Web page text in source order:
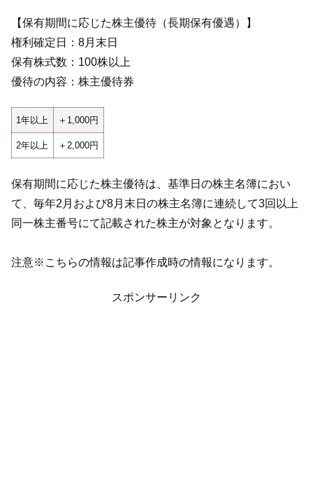
【保有期間に応じた株主優待（長期保有優遇）】
権利確定日：8月末日
保有株式数：100株以上
優待の内容：株主優待券
1年以上 ＋1,000円
2年以上 ＋2,000円
保有期間に応じた株主優待は、基準日の株主名簿におい
て、毎年2月および8月末日の株主名簿に連続して3回以上
同一株主番号にて記載された株主が対象となります。
注意※こちらの情報は記事作成時の情報になります。
スポンサーリンク